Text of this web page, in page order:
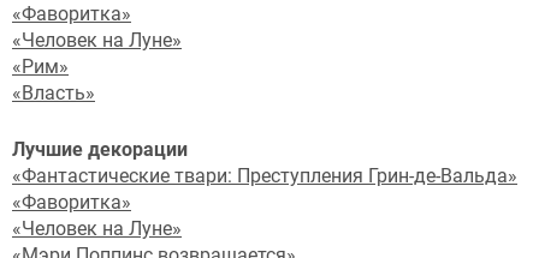
«Фаворитка»
«Человек на Луне»
«Рим»
«Власть»
Лучшие декорации
«Фантастические твари: Преступления Грин-де-Вальда»
«Фаворитка»
«Человек на Луне»